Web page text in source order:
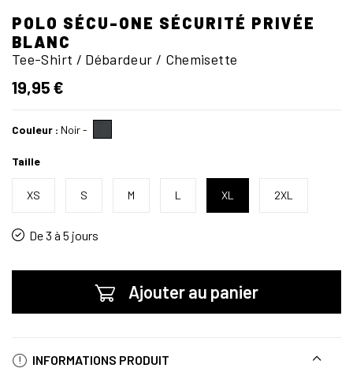
POLO SÉCU-ONE SÉCURITÉ PRIVÉE
BLANC
Tee-Shirt / Débardeur / Chemisette
19,95 €
Couleur : Noir-
Taille
XS S M L XL 2XL
De 3 à 5 jours
Ajouter au panier
INFORMATIONS PRODUIT